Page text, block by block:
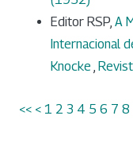
Editor RSP, A
Internacional
Knocke ,
<< < 1 2 3 4 5 6 7 8